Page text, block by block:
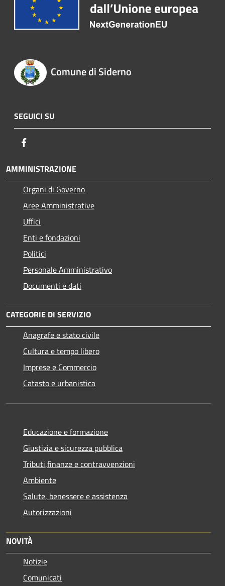
Comune di Siderno
SEGUICI SU
AMMINISTRAZIONE
Organi di Governo
Aree Amministrative
Uffici
Enti e fondazioni
Politici
Personale Amministrativo
Documenti e dati
CATEGORIE DI SERVIZIO
Anagrafe e stato civile
Cultura e tempo libero
Imprese e Commercio
Catasto e urbanistica
Educazione e formazione
Giustizia e sicurezza pubblica
Tributi,finanze e contravvenzioni
Ambiente
Salute, benessere e assistenza
Autorizzazioni
NOVITÀ
Notizie
Comunicati